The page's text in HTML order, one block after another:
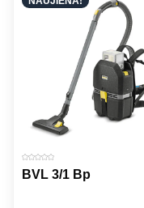
BVL 3/1 Bp